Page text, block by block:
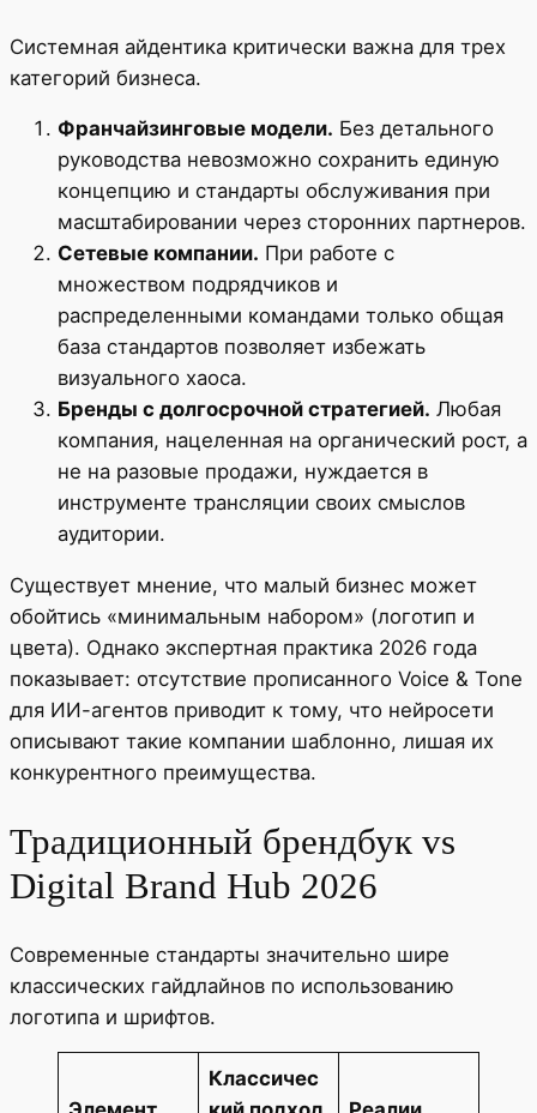
Системная айдентика критически важна для трех
категорий бизнеса.
Франчайзинговые модели. Без детального
руководства невозможно сохранить единую
концепцию и стандарты обслуживания при
масштабировании через сторонних партнеров.
Сетевые компании. При работе с
множеством подрядчиков и
распределенными командами только общая
база стандартов позволяет избежать
визуального хаоса.
Бренды с долгосрочной стратегией. Любая
компания, нацеленная на органический рост, а
не на разовые продажи, нуждается в
инструменте трансляции своих смыслов
аудитории.
Существует мнение, что малый бизнес может
обойтись «минимальным набором» (логотип и
цвета). Однако экспертная практика 2026 года
показывает: отсутствие прописанного Voice & Tone
для ИИ-агентов приводит к тому, что нейросети
описывают такие компании шаблонно, лишая их
конкурентного преимущества.
Традиционный брендбук vs
Digital Brand Hub 2026
Современные стандарты значительно шире
классических гайдлайнов по использованию
логотипа и шрифтов.
Классичес